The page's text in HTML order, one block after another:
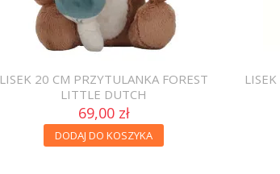
LISEK 20 CM PRZYTULANKA FOREST
LITTLE DUTCH
69,00 zł
DODAJ DO KOSZYKA